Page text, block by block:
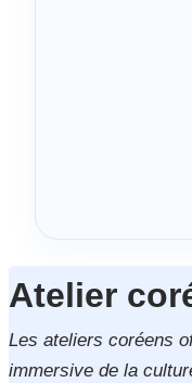
Atelier
Les ateliers coréens
immersive de la